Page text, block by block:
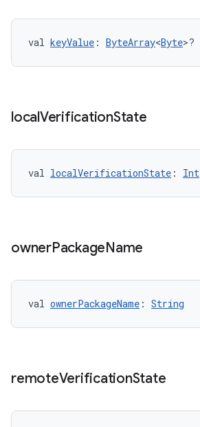
val keyValue : ByteArray<Byte>?
localVerificationState
val localVerificationState : Int
ownerPackageName
val ownerPackageName : String
remoteVerificationState